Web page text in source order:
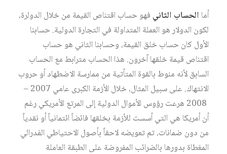
أما الحساب الثاني فهو حساب اقتناص القيمة من خلال الدولرة،
لكون الدولار هو العملة المتداولة في التجارة الدولية. حسابنا
الأول كان حساب خلق القيمة، وحسابنا الثاني هو حساب
اقتناص قيمة خلقها آخرون. هذا الحساب مترابط مع الحساب
السابق لأنه منوط بالقوة المتأتية من ممارسة الاضطهاد أو حروب
الانتهاك. على سبيل المثال، خلال الأزمة الكبرى عامي 2007 –
2008 هرعت رؤوس الأموال الدولية إلى المرتع الأمريكي رغم
أن أمريكا هي التي أسست للأزمة بخلقها فائضاً ائتمانياً أو نقدياً
من دون ضمانات، تم تعويضه لاحقاً بأصول الاحتياطي الفدرالي
المغطاة بدورها بالضرائب المفروضة على الطبقة العاملة